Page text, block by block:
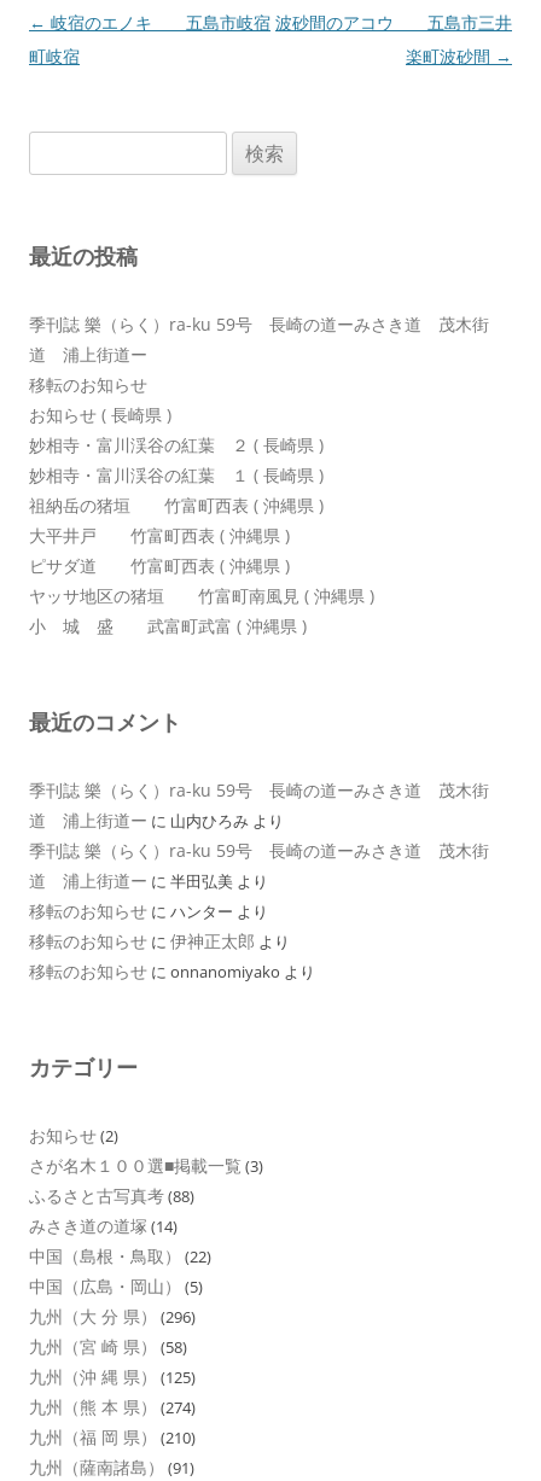
投
稿
ョ
← 岐宿のエノキ 五島市岐宿
町岐宿
波砂間のアコウ 五島市三井
楽町波砂間 →
索:
最近の投稿
季刊誌 樂（らく）ra-ku 59号 長崎の道ーみさき道 茂木街
道 浦上街道ー
移転のお知らせ
お知らせ ( 長崎県 )
妙相寺・富川渓谷の紅葉 ２ ( 長崎県 )
妙相寺・富川渓谷の紅葉 １ ( 長崎県 )
祖納岳の猪垣 竹富町西表 ( 沖縄県 )
大平井戸 竹富町西表 ( 沖縄県 )
ピサダ道 竹富町西表 ( 沖縄県 )
ヤッサ地区の猪垣 竹富町南風見 ( 沖縄県 )
小 城 盛 武富町武富 ( 沖縄県 )
最近のコメント
季刊誌 樂（らく）ra-ku 59号 長崎の道ーみさき道 茂木街
道 浦上街道ー に 山内ひろみ より
季刊誌 樂（らく）ra-ku 59号 長崎の道ーみさき道 茂木街
道 浦上街道ー に 半田弘美 より
移転のお知らせ に ハンター より
移転のお知らせ に 伊神正太郎 より
移転のお知らせ に onnanomiyako より
カテゴリー
お知らせ(2)
さが名木１００選■掲載一覧 (3)
ふるさと古写真考(88)
みさき道の道塚 (14)
中国（島根・鳥取） (22)
中国（広島・岡山） (5)
九州（大 分 県） (296)
九州（宮 崎 県） (58)
九州（沖 縄 県） (125)
九州（熊 本 県） (274)
九州（福 岡 県） (210)
九州（薩南諸島） (91)